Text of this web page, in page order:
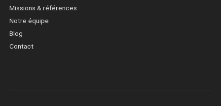
Missions & références
Notre équipe
Blog
Contact